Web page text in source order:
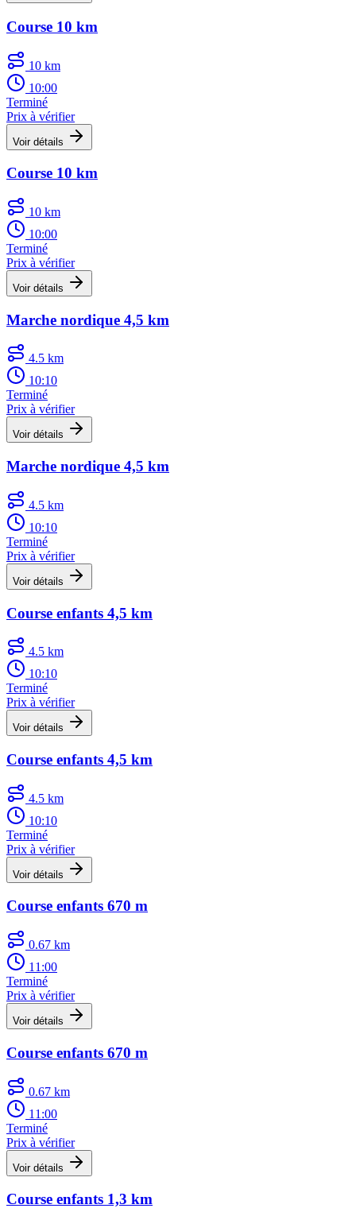
Course 10 km
10 km
10:00
Terminé
Prix à vérifier
Voir détails
Course 10 km
10 km
10:00
Terminé
Prix à vérifier
Voir détails
Marche nordique 4,5 km
4.5 km
10:10
Terminé
Prix à vérifier
Voir détails
Marche nordique 4,5 km
4.5 km
10:10
Terminé
Prix à vérifier
Voir détails
Course enfants 4,5 km
4.5 km
10:10
Terminé
Prix à vérifier
Voir détails
Course enfants 4,5 km
4.5 km
10:10
Terminé
Prix à vérifier
Voir détails
Course enfants 670 m
0.67 km
11:00
Terminé
Prix à vérifier
Voir détails
Course enfants 670 m
0.67 km
11:00
Terminé
Prix à vérifier
Voir détails
Course enfants 1,3 km